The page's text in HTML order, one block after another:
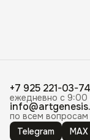
+7 925 221-03-74
ежедневно с 9:00
по всем вопросам
Telegram
MAX